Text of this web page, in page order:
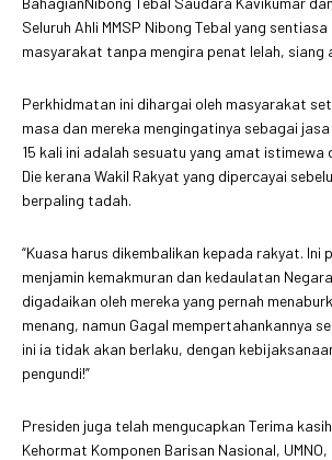
Seluruh Ahli MMSP Nibong Tebal yang
masyarakat tanpa mengira penat lelah, siang
Perkhidmatan ini dihargai oleh masyarakat
masa dan mereka mengingatinya sebagai jasa
15 kali ini adalah sesuatu yang amat istimewa
Die kerana Wakil Rakyat yang dipercayai
berpaling tadah.
“Kuasa harus dikembalikan kepada rakyat. Ini
menjamin kemakmuran dan kedaulatan
digadaikan oleh mereka yang pernah
menang, namun Gagal mempertahankannya
ini ia tidak akan berlaku, dengan
pengundi!”
Presiden juga telah mengucapkan Terima
Kehormat Komponen Barisan Nasional,